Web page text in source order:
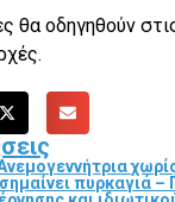
θα οδηγηθούν
πυρκαγιά